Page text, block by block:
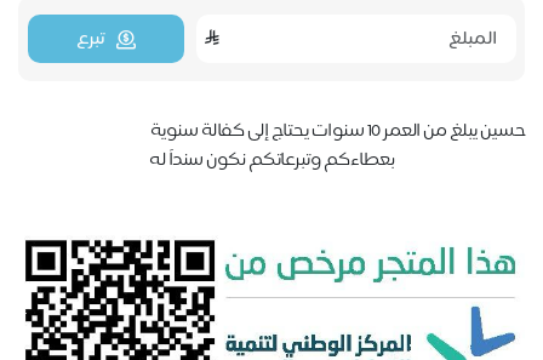
تبرع
من العمر 10 سنوات يحتاج إلى كفالة سنوية
بعطاءكم وتبرعاتكم نكون سنداً له